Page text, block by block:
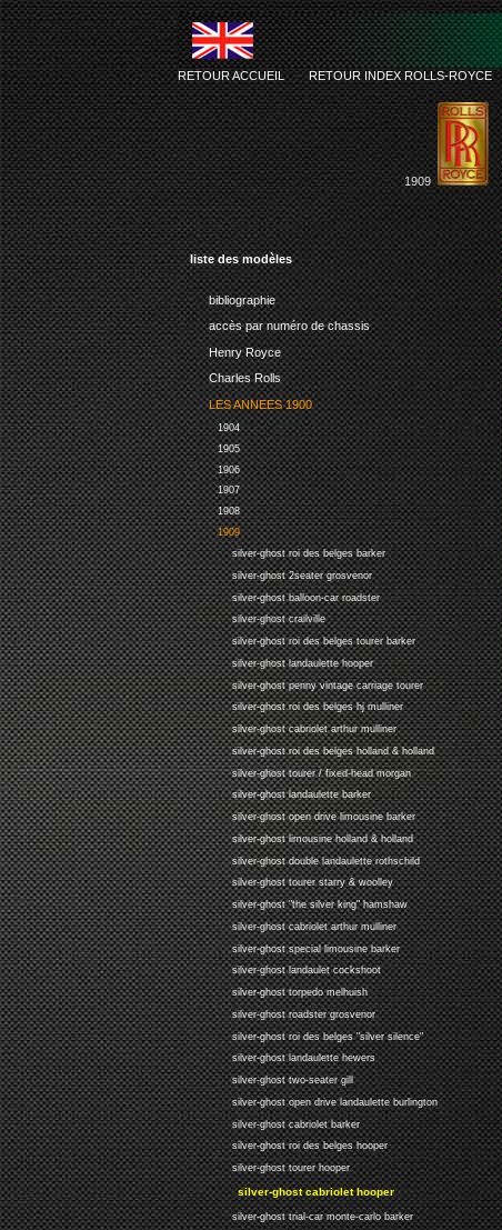
liste des modèles
bibliographie
accès par numéro de chassis
Henry Royce
Charles Rolls
LES ANNEES 1900
1904
1905
1906
1907
1908
1909
silver-ghost roi des belges barker
silver-ghost 2seater grosvenor
silver-ghost balloon-car roadster
silver-ghost crailville
silver-ghost roi des belges tourer barker
silver-ghost landaulette hooper
silver-ghost penny vintage carriage tourer
silver-ghost roi des belges hj mulliner
silver-ghost cabriolet arthur mulliner
silver-ghost roi des belges holland & holland
silver-ghost tourer / fixed-head morgan
silver-ghost landaulette barker
silver-ghost open drive limousine barker
silver-ghost limousine holland & holland
silver-ghost double landaulette rothschild
silver-ghost tourer starry & woolley
silver-ghost "the silver king" hamshaw
silver-ghost cabriolet arthur mulliner
silver-ghost special limousine barker
silver-ghost landaulet cockshoot
silver-ghost torpedo melhuish
silver-ghost roadster grosvenor
silver-ghost roi des belges "silver silence"
silver-ghost landaulette hewers
silver-ghost two-seater gill
silver-ghost open drive landaulette burlington
silver-ghost cabriolet barker
silver-ghost roi des belges hooper
silver-ghost tourer hooper
silver-ghost cabriolet hooper
silver-ghost trial-car monte-carlo barker
RETOUR ACCUEIL-RETOUR INDEX ROLLS-ROYCE
1909